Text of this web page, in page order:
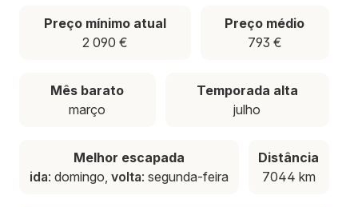
Preço mínimo atual
2 090 €
Preço médio
793 €
Mês barato
março
Temporada alta
julho
Melhor escapada
ida: domingo, volta: segunda-feira
Distância
7044 km